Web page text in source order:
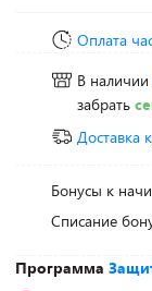
Программа
Оплата
В наличии
забрать
Доставка
Бонусы к
Списание